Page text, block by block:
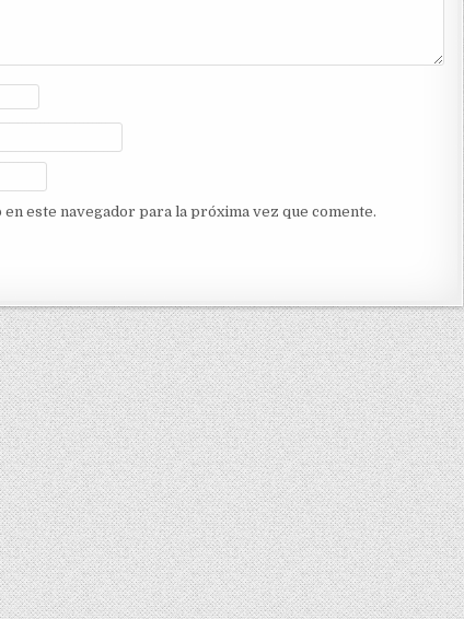
este navegador para la próxima vez que comente.